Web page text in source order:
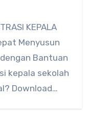
KEPALA
Menyusun
Bantuan
kepala sekolah
Download